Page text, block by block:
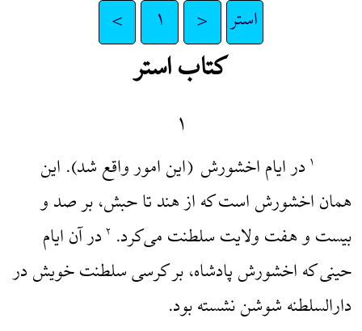
استر < ۱ >
کتاب استر
۱
۱ در ایام اخشورش (این امور واقع شد). این
همان اخشورش است که از هند تا حبش، بر صد و
بیست و هفت ولایت سلطنت می‌کرد. ۲ در آن ایام
حینی که اخشورش پادشاه، بر کرسی سلطنت خویش در
دارالسلطنه شوشن نشسته بود.